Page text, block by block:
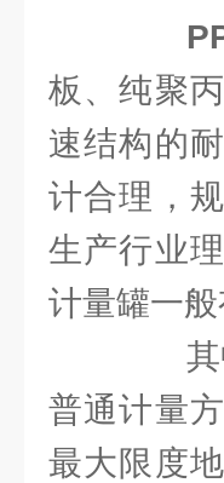
板、纯聚
速结构的
计合理，
生产行业
计量罐一
其
普通计量
最大限度